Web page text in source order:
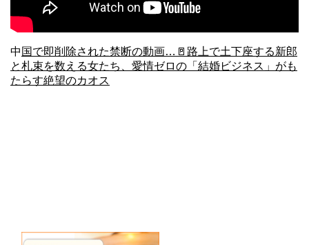
中 国で即削除された禁断の動画…🚪路上で土下座する新郎
と札束を数える女たち、愛情ゼロの「結婚ビジネス」がも
たらす絶望のカオス